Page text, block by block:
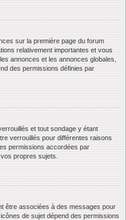
sur la première page du forum
relativement importantes et vous
annonces et les annonces globales,
des permissions définies par
et tout sondage y étant
verrouillés pour différentes raisons
permissions accordées par
propres sujets.
être associées à des messages pour
de sujet dépend des permissions